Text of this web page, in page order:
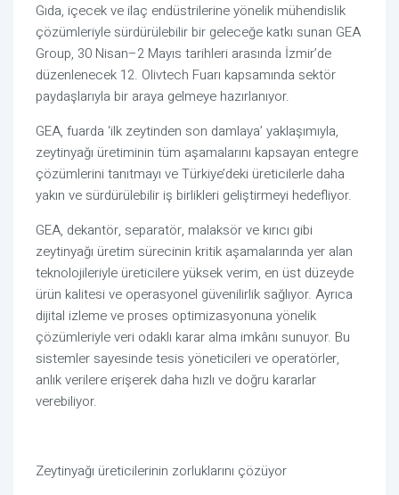
Gıda, içecek ve ilaç endüstrilerine yönelik mühendislik
çözümleriyle sürdürülebilir bir geleceğe katkı sunan GEA
Group, 30 Nisan–2 Mayıs tarihleri arasında İzmir’de
düzenlenecek 12. Olivtech Fuarı kapsamında sektör
paydaşlarıyla bir araya gelmeye hazırlanıyor.
GEA, fuarda ‘ilk zeytinden son damlaya’ yaklaşımıyla,
zeytinyağı üretiminin tüm aşamalarını kapsayan entegre
çözümlerini tanıtmayı ve Türkiye’deki üreticilerle daha
yakın ve sürdürülebilir iş birlikleri geliştirmeyi hedefliyor.
GEA, dekantör, separatör, malaksör ve kırıcı gibi
zeytinyağı üretim sürecinin kritik aşamalarında yer alan
teknolojileriyle üreticilere yüksek verim, en üst düzeyde
ürün kalitesi ve operasyonel güvenilirlik sağlıyor. Ayrıca
dijital izleme ve proses optimizasyonuna yönelik
çözümleriyle veri odaklı karar alma imkânı sunuyor. Bu
sistemler sayesinde tesis yöneticileri ve operatörler,
anlık verilere erişerek daha hızlı ve doğru kararlar
verebiliyor.
Zeytinyağı üreticilerinin zorluklarını çözüyor